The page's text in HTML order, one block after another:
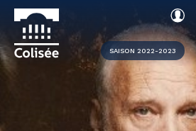
SAISON 2022-2023